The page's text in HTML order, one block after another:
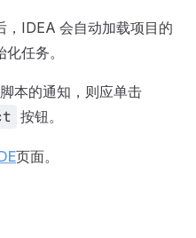
，IDEA 会自动加载项目的
任务。
本的通知，则应单击
按钮。
页面。